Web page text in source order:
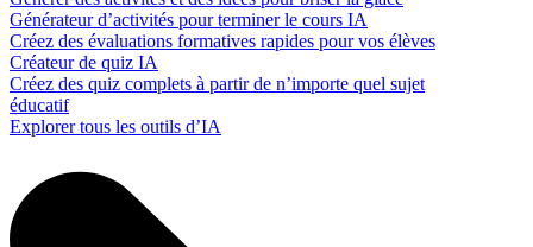
Générateur d’activités pour terminer le cours IA
Créez des évaluations formatives rapides pour vos élèves
Créateur de quiz IA
Créez des quiz complets à partir de n’importe quel sujet
éducatif
Explorer tous les outils d’IA